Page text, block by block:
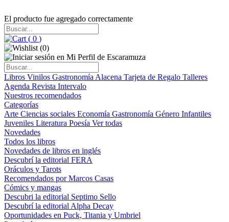
El producto fue agregado correctamente
( 0 )
(0)
Libros Vinilos Gastronomía Alacena Tarjeta de Regalo Talleres
Agenda Revista Intervalo
Nuestros recomendados
Categorías
Arte Ciencias sociales Economía Gastronomía Género Infantiles
Juveniles Literatura Poesía Ver todas
Novedades
Todos los libros
Novedades de libros en inglés
Descubrí la editorial FERA
Oráculos y Tarots
Recomendados por Marcos Casas
Cómics y mangas
Descubri la editorial Septimo Sello
Descubrí la editorial Alpha Decay
Oportunidades en Puck, Titania y Umbriel